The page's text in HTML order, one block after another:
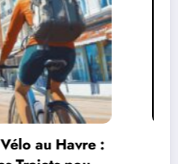
?